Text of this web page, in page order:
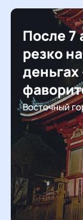
После 7
резко
деньгах
Восточный